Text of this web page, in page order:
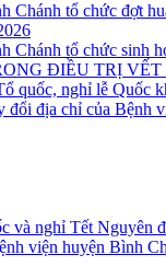
Chánh tổ chức đợt
Chánh tổ chức sinh
ĐIỀU TRỊ VẾT
quốc, nghỉ lễ Quốc
đổi địa chỉ của Bệnh
và nghỉ Tết Nguyên
viện huyện Bình